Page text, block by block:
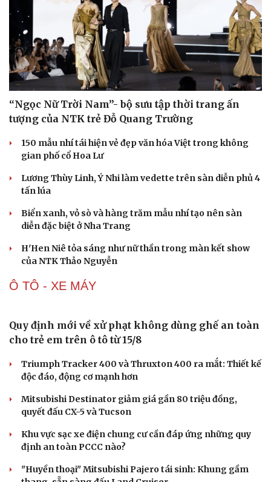
Tư vấn
Săn Tour
Câu chuyện thời
Cửa sổ tình yêu
Kể chuyện cho bé
“Ngọc Nữ Trời Nam”- bộ sưu tập thời trang ấn
tượng của NTK trẻ Đỗ Quang Trường
150 mẫu nhí tái hiện vẻ đẹp văn hóa Việt trong không
gian phố cổ Hoa Lư
Lương Thùy Linh, Ý Nhi làm vedette trên sàn diễn phủ 4
tấn lúa
Biển xanh, vỏ sò và hàng trăm mẫu nhí tạo nên sàn
diễn đặc biệt ở Nha Trang
H'Hen Niê tỏa sáng như nữ thần trong màn kết show
của NTK Thảo Nguyễn
Ô TÔ - XE MÁY
Quy định mới về xử phạt không dùng ghế an toàn
cho trẻ em trên ô tô từ 15/8